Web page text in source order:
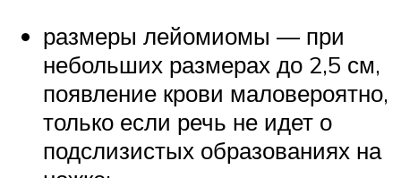
размеры лейомиомы — при
небольших размерах до 2,5 см,
появление крови маловероятно,
только если речь не идет о
подслизистых образованиях на